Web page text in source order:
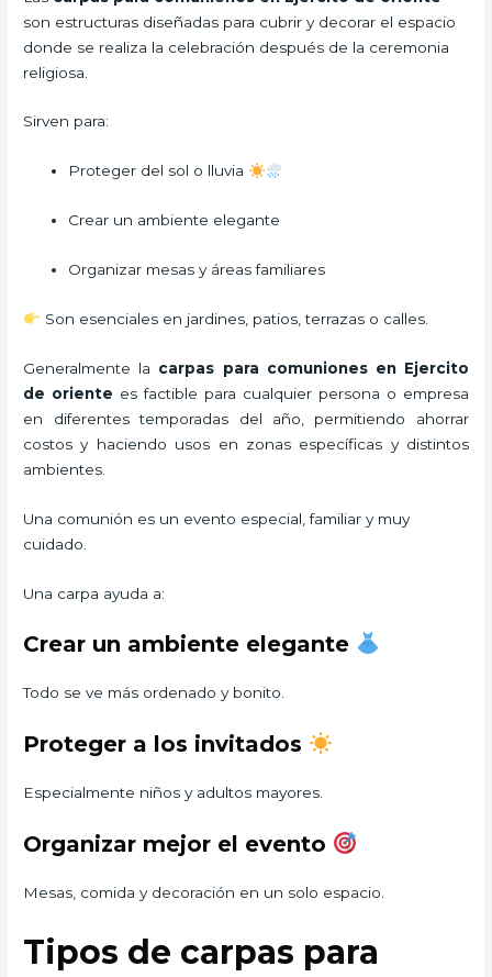
son estructuras diseñadas para cubrir y decorar el espacio
donde se realiza la celebración después de la ceremonia
religiosa.
Sirven para:
Proteger del sol o lluvia
Crear un ambiente elegante
Organizar mesas y áreas familiares
Son esenciales en jardines, patios, terrazas o calles.
Generalmente la carpas para comuniones en Ejercito
de oriente es factible para cualquier persona o empresa
en diferentes temporadas del año, permitiendo ahorrar
costos y haciendo usos en zonas específicas y distintos
ambientes.
Una comunión es un evento especial, familiar y muy
cuidado.
Una carpa ayuda a:
Crear un ambiente elegante
Todo se ve más ordenado y bonito.
Proteger a los invitados
Especialmente niños y adultos mayores.
Organizar mejor el evento
Mesas, comida y decoración en un solo espacio.
Tipos de carpas para